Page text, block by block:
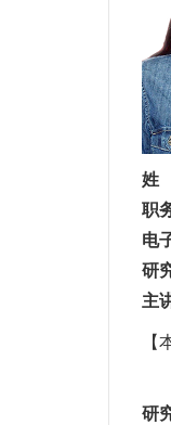
姓
职
电
研
主
【
研